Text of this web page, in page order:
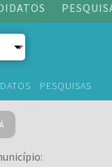
PESQUISAS